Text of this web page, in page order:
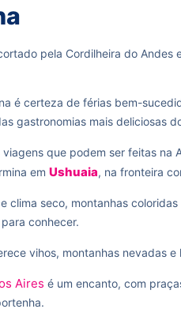
pela Cordilheira do
é certeza de férias bem-
gastronomias mais deliciosas
viagens que podem ser feitas na
em Ushuaia, na fronteira
clima seco, montanhas
conhecer.
vihos, montanhas nevadas
Aires é um encanto, com